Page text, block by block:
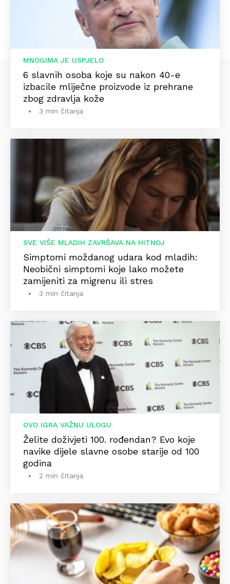
MNOGIMA JE USPJELO
6 slavnih osoba koje su nakon 40-e
izbacile mliječne proizvode iz prehrane
zbog zdravlja kože
3 min čitanja
SVE VIŠE MLADIH ZAVRŠAVA NA HITNOJ
Simptomi moždanog udara kod mladih:
Neobični simptomi koje lako možete
zamijeniti za migrenu ili stres
3 min čitanja
OVO IGRA VAŽNU ULOGU
Želite doživjeti 100. rođendan? Evo koje
navike dijele slavne osobe starije od 100
godina
2 min čitanja